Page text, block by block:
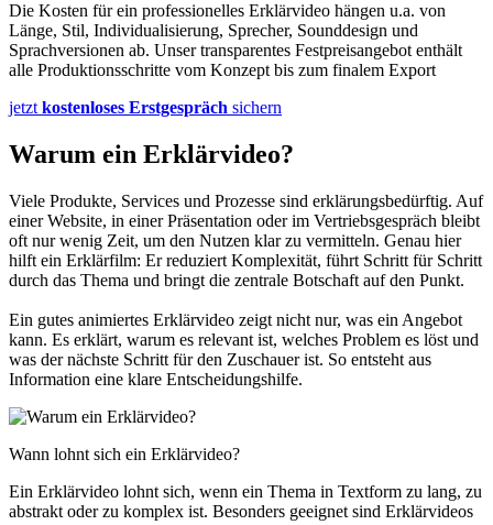
Die Kosten für ein professionelles Erklärvideo hängen u.a. von
Länge, Stil, Individualisierung, Sprecher, Sounddesign und
Sprachversionen ab. Unser transparentes Festpreisangebot enthält
alle Produktionsschritte vom Konzept bis zum finalem Export
jetzt kostenloses Erstgespräch sichern
Warum ein Erklärvideo?
Viele Produkte, Services und Prozesse sind erklärungsbedürftig. Auf
einer Website, in einer Präsentation oder im Vertriebsgespräch bleibt
oft nur wenig Zeit, um den Nutzen klar zu vermitteln. Genau hier
hilft ein Erklärfilm: Er reduziert Komplexität, führt Schritt für Schritt
durch das Thema und bringt die zentrale Botschaft auf den Punkt.
Ein gutes animiertes Erklärvideo zeigt nicht nur, was ein Angebot
kann. Es erklärt, warum es relevant ist, welches Problem es löst und
was der nächste Schritt für den Zuschauer ist. So entsteht aus
Information eine klare Entscheidungshilfe.
Wann lohnt sich ein Erklärvideo?
Ein Erklärvideo lohnt sich, wenn ein Thema in Textform zu lang, zu
abstrakt oder zu komplex ist. Besonders geeignet sind Erklärvideos